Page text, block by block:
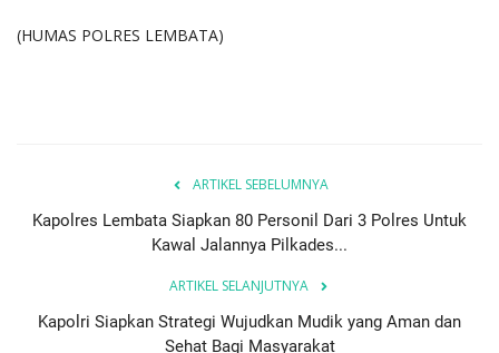
(HUMAS POLRES LEMBATA)
ARTIKEL SEBELUMNYA
Kapolres Lembata Siapkan 80 Personil Dari 3 Polres Untuk
Kawal Jalannya Pilkades...
ARTIKEL SELANJUTNYA
Kapolri Siapkan Strategi Wujudkan Mudik yang Aman dan
Sehat Bagi Masyarakat